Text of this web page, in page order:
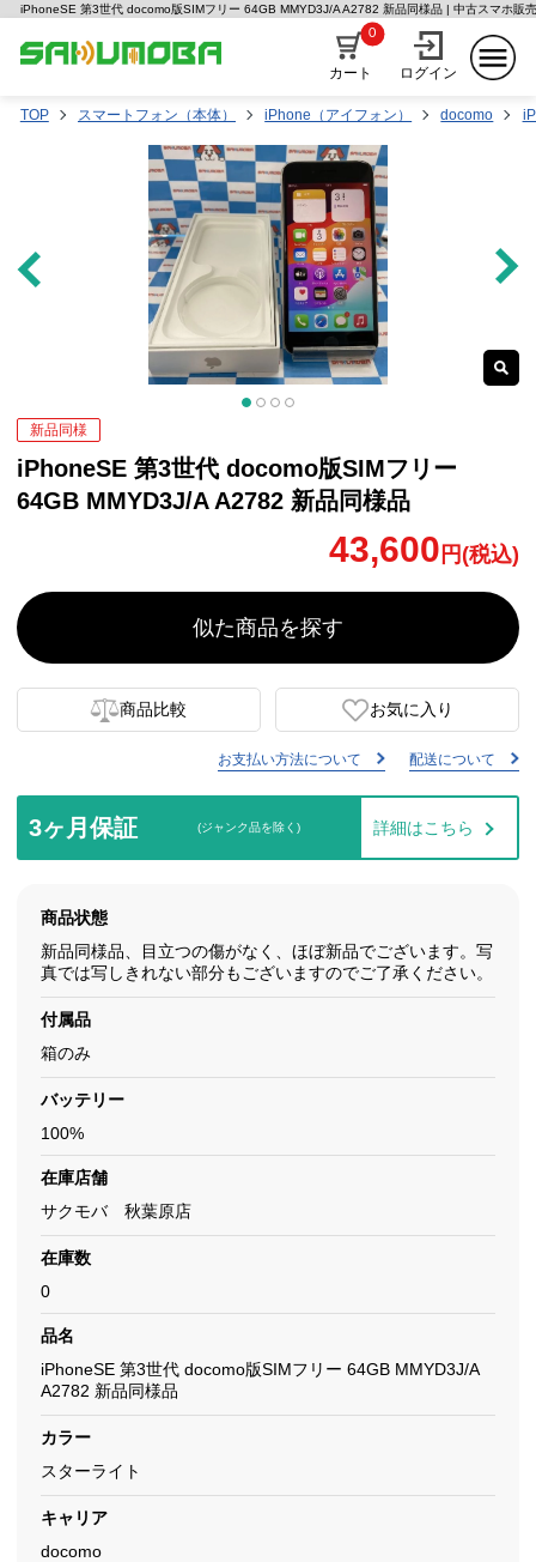
iPhoneSE 第3世代 docomo版SIMフリー 64GB MMYD3J/A A2782 新品同様品 | 中古スマホ販
カート
0
ログイン
TOP スマートフォン（本体） iPhone（アイフォン） docomo
新品同様
iPhoneSE 第3世代 docomo版SIMフリー
64GB MMYD3J/A A2782 新品同様品
43,600 円(税込)
似た商品を探す
商品比較 お気に入り
お支払い方法について 配送について
3ヶ月保証 (ジャンク品を除く) 詳細はこちら
商品状態
新品同様品、目立つの傷がなく、ほぼ新品でございます。写
真では写しきれない部分もございますのでご了承ください。
付属品
箱のみ
バッテリー
100%
在庫店舗
サクモバ 秋葉原店
在庫数
0
品名
iPhoneSE 第3世代 docomo版SIMフリー 64GB MMYD3J/A
A2782 新品同様品
カラー
スターライト
キャリア
docomo